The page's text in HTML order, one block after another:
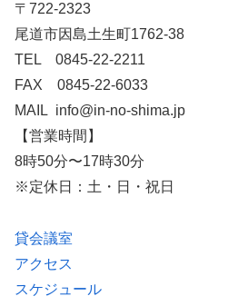
〒722-2323
尾道市因島土生町1762-38
TEL 0845-22-2211
FAX 0845-22-6033
MAIL info@in-no-shima.jp
【営業時間】
8時50分〜17時30分
※定休日：土・日・祝日
貸会議室
アクセス
スケジュール